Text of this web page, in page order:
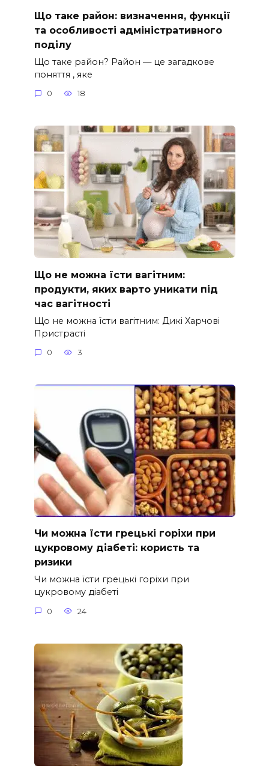
Що таке район: визначення, функції
та особливості адміністративного
поділу
Що таке район? Район — це загадкове
поняття ️, яке
0 18
Що не можна їсти вагітним:
продукти, яких варто уникати під
час вагітності
Що не можна їсти вагітним: Дикі Харчові
Пристрасті
0 3
Чи можна їсти грецькі горіхи при
цукровому діабеті: користь та
ризики
Чи можна їсти грецькі горіхи при
цукровому діабеті
0 24